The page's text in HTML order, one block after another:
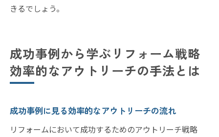
きるでしょう。
成功事例から学ぶリフォーム戦略
効率的なアウトリーチの手法とは
成功事例に見る効率的なアウトリーチの流れ
リフォームにおいて成功するためのアウトリーチ戦略